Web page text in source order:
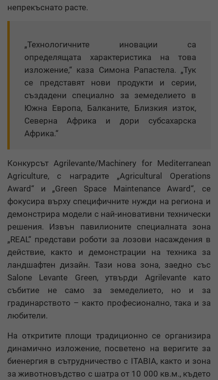
непрекъснато расте.
„Технологичните иновации са
определящата характеристика на това
изложение,“ каза Симона Рапастела. „Тук
се представят нови продукти и серии,
създадени специално за земеделието в
Южна Европа, Балканите, Близкия изток,
Северна Африка и дори субсахарска
Африка.“
Конкурсът Agrilevante/Machinery for Mediterranean
Agriculture, с наградите „Agricultural Operations
Award“ и „Green Space Maintenance Award“, се
фокусира върху специфичните нужди на региона и
демонстрира модели с най-иновативни технически
решения. Извън павилионите специалната зона
„REAL“ представи роботи за лозови насаждения в
действие, както и демонстрации на техника за
ландшафтен дизайн. Тази нова зона, заедно със
Salone Levante Green, утвърди Agrilevante като
събитие не само за земеделието, но и за
градинарството – както професионално, така и за
любители.
На откритите площи традиционно се организира
динамично изложение, посветено на веригите за
биенергия в сътрудничество с ITABIA, както и зона
за животновъдство с шатра от 10 000 кв.м., където